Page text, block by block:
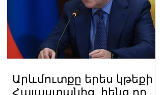
Արևմուտքը երես կթեքի
Հայաստանից, հենց որ